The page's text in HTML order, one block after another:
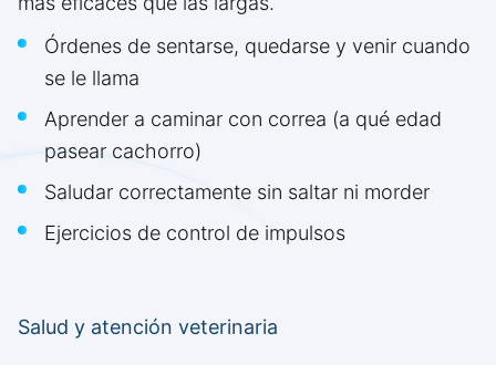
Órdenes de sentarse, quedarse y venir cuando
se le llama
Aprender a caminar con correa (a qué edad
pasear cachorro)
Saludar correctamente sin saltar ni morder
Ejercicios de control de impulsos
Salud y atención veterinaria